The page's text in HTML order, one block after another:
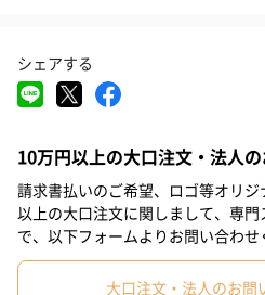
パーティーへの手土産や喜ばれるプ
すすめの商品です！
華やかに彩るフルーツの花束
見て楽しい！食べて美味しい！
シェアする
10万円以上の大口注文・法人
請求書払いのご希望、ロゴ等オリ
以上の大口注文に関しまして、専
で、以下フォームよりお問い合わせ
大口注文・法人のお問